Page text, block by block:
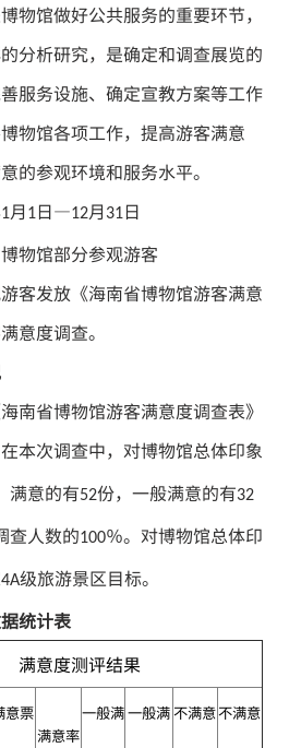
物馆做好公共服务的重要环节，
分析研究，是确定和调查展览的
服务设施、确定宣教方案等工作
物馆各项工作，提高游客满意
的参观环境和服务水平。
1月 1日—12月 31日
物馆部分参观游客
客发放《海南省博物馆游客满意
意度调查。
南省博物馆游客满意度调查表》
本次调查中，对博物馆总体印象
满意的有52份，一般满意的有32
查人数的100％。对博物馆总体印
4A级旅游景区目标。
统计表
满意度测评结果
意票
满意率
一般满一般满不满意不满意